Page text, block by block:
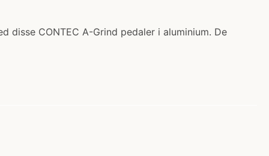
disse CONTEC A-Grind pedaler i aluminium. De